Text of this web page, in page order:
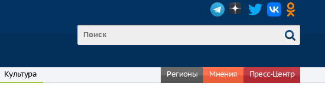
Культура Регионы Мнения Пресс-Центр